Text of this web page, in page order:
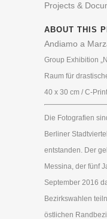
Projects &
ABOUT THIS
Andiamo a
Group Exhibition
Raum für
40 x 30 cm / C-
Die Fotografien
Berliner
entstanden. Der
Messina, der fünf
September 2016
Bezirkswahlen
östlichen